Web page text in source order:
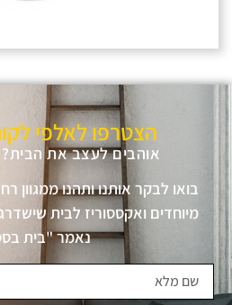
הצטרפו לאלפי
אוהבים לעצב את
בואו לבקר אותנו ותהנו ממגוון
מיוחדים ואקססוריז לבית
נאמר "בית